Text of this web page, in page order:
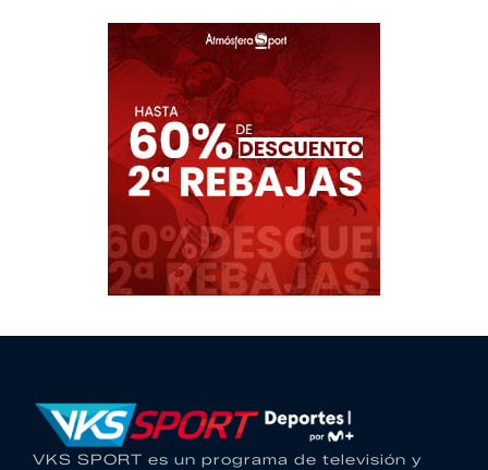
VKS SPORT es un programa de televisión y